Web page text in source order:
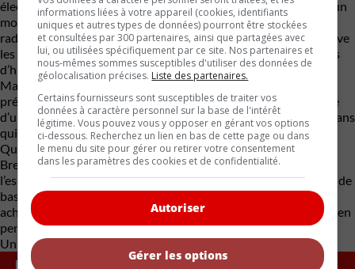
électriques. Leur mécanique compte une fraction des pièces d’un
moteur à combustion, les visites au garage s’espacent de façon
radicale à long terme, le système de freinage régénératif préserve
les freins physiques de l’usure et les traditionnels changements
d’huile sont éliminés à tout jamais.
Malgré cela, l’usure des batteries est beaucoup plus lente que
prévu, ce qui permet d’imaginer qu’on pourrait étirer la vie utile
d’un Equinox EV au-delà des 300 000 km et même des 10 à 12 ans
qui composent, en moyenne, la durée de vie d’une auto au
Québec.
Bref, le Chevrolet Equinox EV LT 2026 se moque du prix de
l’essence qui monte et qui descend sans cesse. C’est un modèle de
base, et pourtant, il n’a pas besoin d’artifices pour séduire les
acheteurs. C’est un outil de transport logique, confortable et bien
pensé.
Un choix de tête parfait pour le marché du Canada.
informations liées à votre appareil (cookies, identifiants
uniques et autres types de données) pourront être stockées
et consultées par 300 partenaires, ainsi que partagées avec
lui, ou utilisées spécifiquement par ce site. Nos partenaires et
nous-mêmes sommes susceptibles d'utiliser des données de
géolocalisation précises. Liste des partenaires.
Certains fournisseurs sont susceptibles de traiter vos
données à caractère personnel sur la base de l'intérêt
légitime. Vous pouvez vous y opposer en gérant vos options
ci-dessous. Recherchez un lien en bas de cette page ou dans
le menu du site pour gérer ou retirer votre consentement
dans les paramètres des cookies et de confidentialité.
Autoriser
Gérer les options